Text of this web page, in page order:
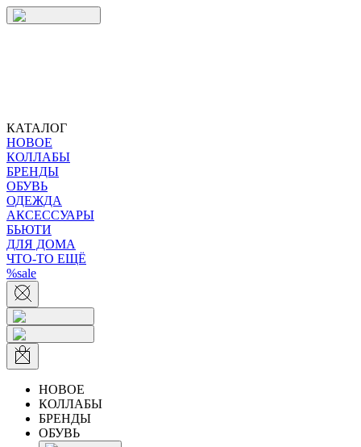
КАТАЛОГ
НОВОЕ
КОЛЛАБЫ
БРЕНДЫ
ОБУВЬ
ОДЕЖДА
АКСЕССУАРЫ
БЬЮТИ
ДЛЯ ДОМА
ЧТО-ТО ЕЩЁ
%sale
НОВОЕ
КОЛЛАБЫ
БРЕНДЫ
ОБУВЬ